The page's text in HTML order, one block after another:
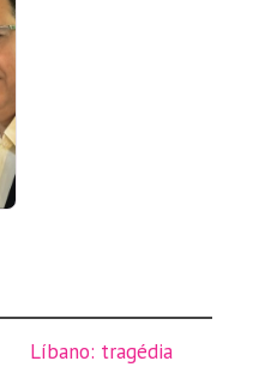
Líbano: tragédia